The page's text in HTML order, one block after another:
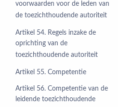
voorwaarden voor de leden van
de toezichthoudende autoriteit
Artikel 54. Regels inzake de
oprichting van de
toezichthoudende autoriteit
Artikel 55. Competentie
Artikel 56. Competentie van de
leidende toezichthoudende